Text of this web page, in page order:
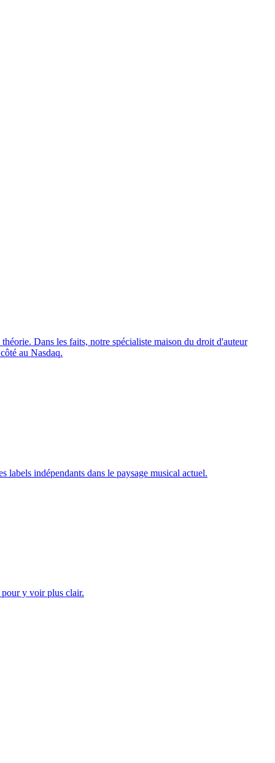
Dans les faits, notre spécialiste maison du droit d'auteur
au Nasdaq.
labels indépendants dans le paysage musical actuel.
pour y voir plus clair.